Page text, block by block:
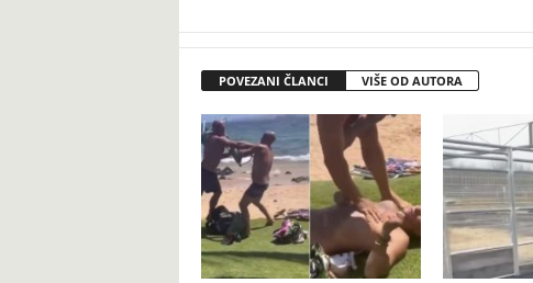
POVEZANI ČLANCI VIŠE OD AUTORA